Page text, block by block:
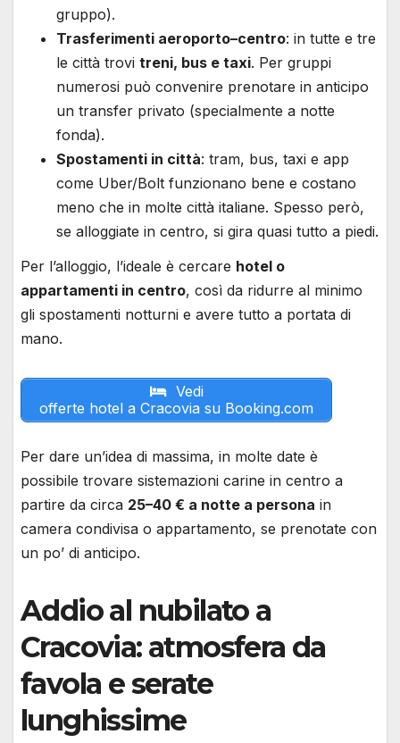
gruppo).
Trasferimenti aeroporto–centro: in tutte e tre
le città trovi treni, bus e taxi. Per gruppi
numerosi può convenire prenotare in anticipo
un transfer privato (specialmente a notte
fonda).
Spostamenti in città: tram, bus, taxi e app
come Uber/Bolt funzionano bene e costano
meno che in molte città italiane. Spesso però,
se alloggiate in centro, si gira quasi tutto a piedi.
Per l’alloggio, l’ideale è cercare hotel o
appartamenti in centro, così da ridurre al minimo
gli spostamenti notturni e avere tutto a portata di
mano.
Vedi
offerte hotel a Cracovia su Booking.com
Per dare un’idea di massima, in molte date è
possibile trovare sistemazioni carine in centro a
partire da circa 25–40 € a notte a persona in
camera condivisa o appartamento, se prenotate con
un po’ di anticipo.
Addio al nubilato a
Cracovia: atmosfera da
favola e serate
lunghissime